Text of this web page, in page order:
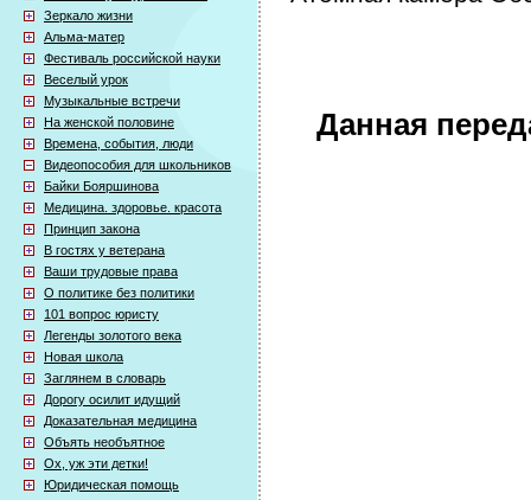
Зеркало жизни
Альма-матер
Фестиваль российской науки
Веселый урок
Музыкальные встречи
На женской половине
Времена, события, люди
Видеопособия для школьников
Байки Бояршинова
Медицина. здоровье. красота
Принцип закона
В гостях у ветерана
Ваши трудовые права
О политике без политики
101 вопрос юристу
Легенды золотого века
Новая школа
Заглянем в словарь
Дорогу осилит идущий
Доказательная медицина
Объять необъятное
Ох, уж эти детки!
Юридическая помощь
Данная